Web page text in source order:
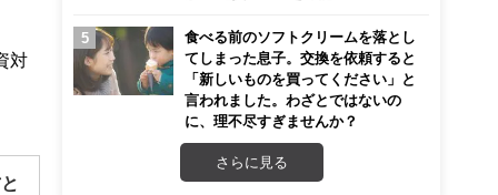
対
食べる前のソフトクリームを落とし
てしまった息子。交換を依頼すると
「新しいものを買ってください」と
言われました。わざとではないの
に、理不尽すぎませんか？
さらに見る